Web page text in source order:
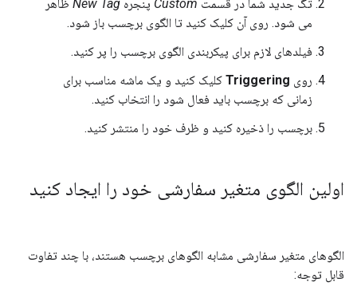
تگ جدید شما در قسمت Custom پنجره New Tag ظاهر
می شود. روی آن کلیک کنید تا الگوی برچسب باز شود.
فیلدهای لازم برای پیکربندی الگوی برچسب را پر کنید.
روی Triggering کلیک کنید و یک ماشه مناسب برای
زمانی که برچسب باید فعال شود را انتخاب کنید.
برچسب را ذخیره کنید و ظرف خود را منتشر کنید.
اولین الگوی متغیر سفارشی خود را ایجاد کنید
الگوهای متغیر سفارشی مشابه الگوهای برچسب هستند، با چند تفاوت
قابل توجه: